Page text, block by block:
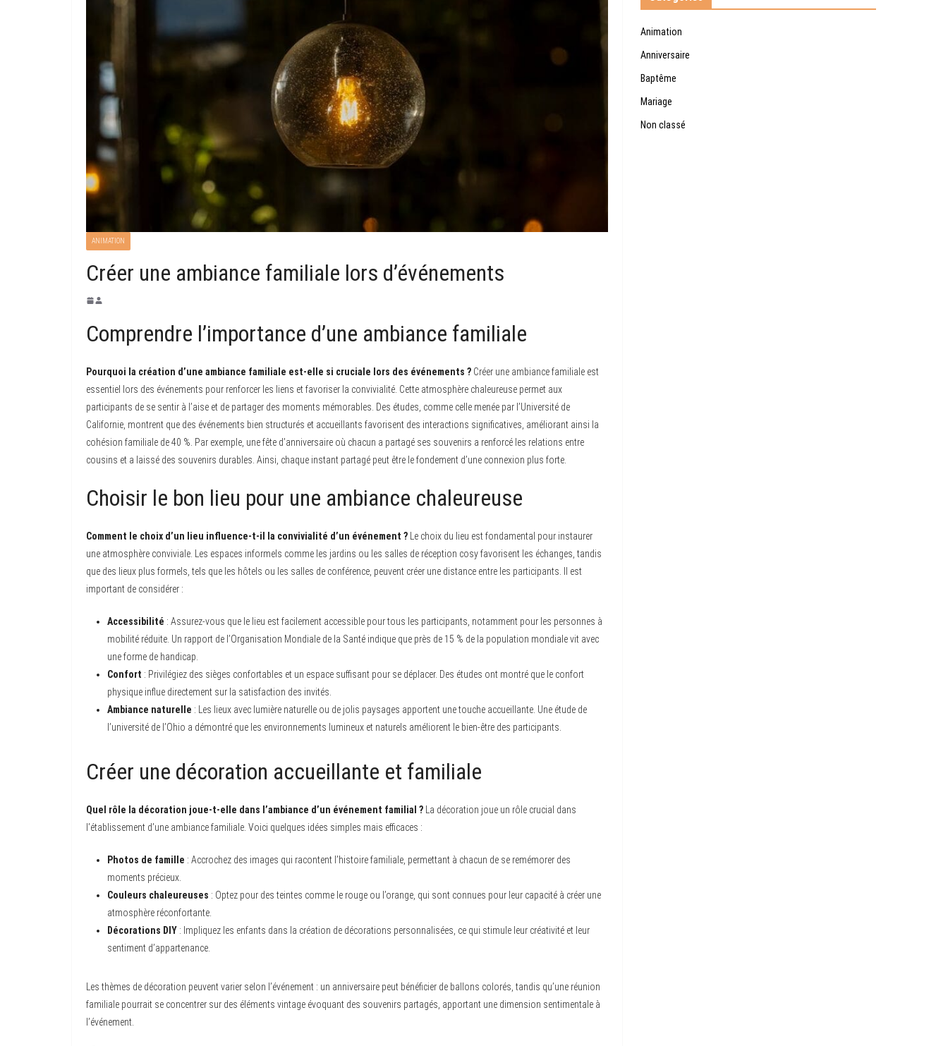
ANIMATION
Créer une ambiance familiale lors d’événements
Comprendre l’importance d’une ambiance familiale
Pourquoi la création d’une ambiance familiale est-elle si cruciale lors des événements ? Créer une ambiance familiale est
essentiel lors des événements pour renforcer les liens et favoriser la convivialité. Cette atmosphère chaleureuse permet aux
participants de se sentir à l’aise et de partager des moments mémorables. Des études, comme celle menée par l’Université de
Californie, montrent que des événements bien structurés et accueillants favorisent des interactions significatives, améliorant ainsi la
cohésion familiale de 40 %. Par exemple, une fête d’anniversaire où chacun a partagé ses souvenirs a renforcé les relations entre
cousins et a laissé des souvenirs durables. Ainsi, chaque instant partagé peut être le fondement d’une connexion plus forte.
Choisir le bon lieu pour une ambiance chaleureuse
Comment le choix d’un lieu influence-t-il la convivialité d’un événement ? Le choix du lieu est fondamental pour instaurer
une atmosphère conviviale. Les espaces informels comme les jardins ou les salles de réception cosy favorisent les échanges, tandis
que des lieux plus formels, tels que les hôtels ou les salles de conférence, peuvent créer une distance entre les participants. Il est
important de considérer :
Accessibilité : Assurez-vous que le lieu est facilement accessible pour tous les participants, notamment pour les personnes à
mobilité réduite. Un rapport de l’Organisation Mondiale de la Santé indique que près de 15 % de la population mondiale vit avec
une forme de handicap.
Confort : Privilégiez des sièges confortables et un espace suffisant pour se déplacer. Des études ont montré que le confort
physique influe directement sur la satisfaction des invités.
Ambiance naturelle : Les lieux avec lumière naturelle ou de jolis paysages apportent une touche accueillante. Une étude de
l’université de l’Ohio a démontré que les environnements lumineux et naturels améliorent le bien-être des participants.
Créer une décoration accueillante et familiale
Quel rôle la décoration joue-t-elle dans l’ambiance d’un événement familial ? La décoration joue un rôle crucial dans
l’établissement d’une ambiance familiale. Voici quelques idées simples mais efficaces :
Photos de famille : Accrochez des images qui racontent l’histoire familiale, permettant à chacun de se remémorer des
moments précieux.
Couleurs chaleureuses : Optez pour des teintes comme le rouge ou l’orange, qui sont connues pour leur capacité à créer une
atmosphère réconfortante.
Décorations DIY : Impliquez les enfants dans la création de décorations personnalisées, ce qui stimule leur créativité et leur
sentiment d’appartenance.
Les thèmes de décoration peuvent varier selon l’événement : un anniversaire peut bénéficier de ballons colorés, tandis qu’une réunion
familiale pourrait se concentrer sur des éléments vintage évoquant des souvenirs partagés, apportant une dimension sentimentale à
l’événement.
Animation
Anniversaire
Baptême
Mariage
Non classé